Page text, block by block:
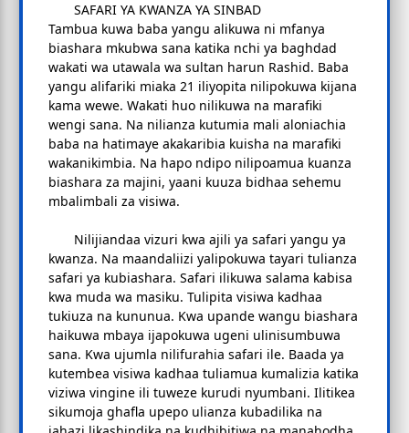
SAFARI YA KWANZA YA SINBAD
Tambua kuwa baba yangu alikuwa ni mfanya
biashara mkubwa sana katika nchi ya baghdad
wakati wa utawala wa sultan harun Rashid. Baba
yangu alifariki miaka 21 iliyopita nilipokuwa kijana
kama wewe. Wakati huo nilikuwa na marafiki
wengi sana. Na nilianza kutumia mali aloniachia
baba na hatimaye akakaribia kuisha na marafiki
wakanikimbia. Na hapo ndipo nilipoamua kuanza
biashara za majini, yaani kuuza bidhaa sehemu
mbalimbali za visiwa.
Nilijiandaa vizuri kwa ajili ya safari yangu ya
kwanza. Na maandaliizi yalipokuwa tayari tulianza
safari ya kubiashara. Safari ilikuwa salama kabisa
kwa muda wa masiku. Tulipita visiwa kadhaa
tukiuza na kununua. Kwa upande wangu biashara
haikuwa mbaya ijapokuwa ugeni ulinisumbuwa
sana. Kwa ujumla nilifurahia safari ile. Baada ya
kutembea visiwa kadhaa tuliamua kumalizia katika
viziwa vingine ili tuweze kurudi nyumbani. Ilitikea
sikumoja ghafla upepo ulianza kubadilika na